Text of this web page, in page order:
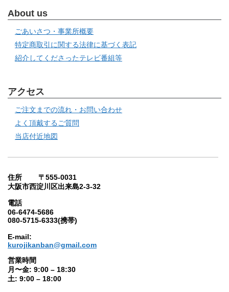
About us
ごあいさつ・事業所概要
特定商取引に関する法律に基づく表記
紹介してくださったテレビ番組等
アクセス
ご注文までの流れ・お問い合わせ
よく頂戴するご質問
当店付近地図
住所 〒555-0031
大阪市西淀川区出来島2-3-32
電話
06-6474-5686
080-5715-6333(携帯)
E-mail:
kurojikanban@gmail.com
営業時間
月〜金: 9:00 – 18:30
土: 9:00 – 18:00